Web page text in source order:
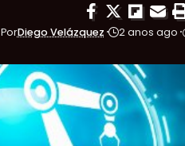
PorDiego Velázquez 2 anos ago